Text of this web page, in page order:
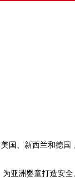
国、新西兰和德
亚洲婴童打造安